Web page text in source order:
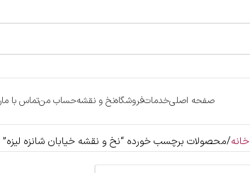
صفحه اصلیخدماتفروشگاهنخ و نقشهحساب منتماس با ما
خانه محصولات برچسب خورده “نخ و نقشه خیابان شانزه لیزه”